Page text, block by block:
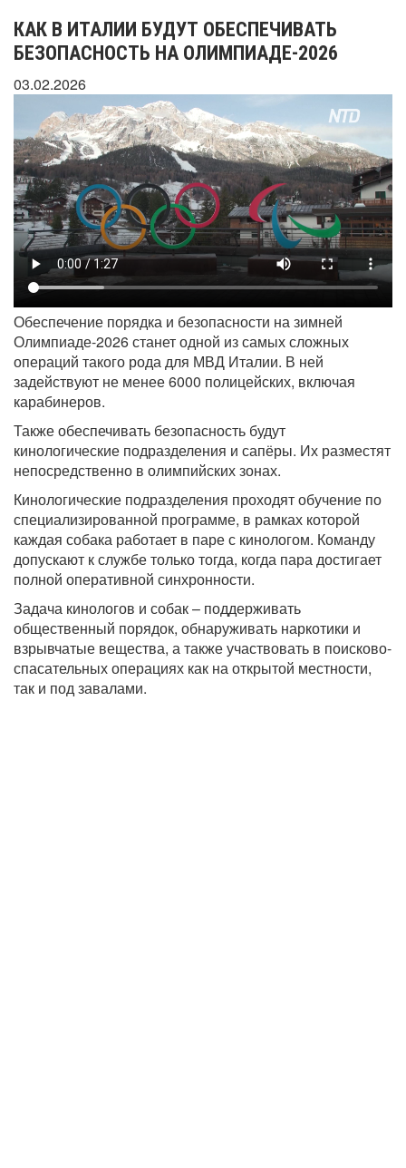
КАК В ИТАЛИИ БУДУТ ОБЕСПЕЧИВАТЬ
БЕЗОПАСНОСТЬ НА ОЛИМПИАДЕ-2026
03.02.2026
Обеспечение порядка и безопасности на зимней
Олимпиаде-2026 станет одной из самых сложных
операций такого рода для МВД Италии. В ней
задействуют не менее 6000 полицейских, включая
карабинеров.
Также обеспечивать безопасность будут
кинологические подразделения и сапёры. Их разместят
непосредственно в олимпийских зонах.
Кинологические подразделения проходят обучение по
специализированной программе, в рамках которой
каждая собака работает в паре с кинологом. Команду
допускают к службе только тогда, когда пара достигает
полной оперативной синхронности.
Задача кинологов и собак – поддерживать
общественный порядок, обнаруживать наркотики и
взрывчатые вещества, а также участвовать в поисково-
спасательных операциях как на открытой местности,
так и под завалами.